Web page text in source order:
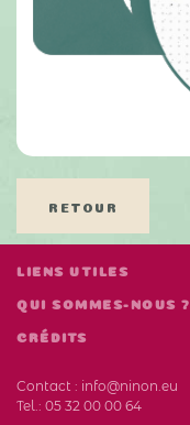
RETOUR
LIENS UTILES
QUI SOMMES-NOUS ?
CRÉDITS
Contact : info@ninon.eu
Tel.: 05 32 00 00 64